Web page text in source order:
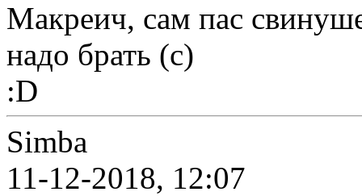
Макреич, сам пас
надо брать (с)
:D
Simba
11-12-2018, 12:07